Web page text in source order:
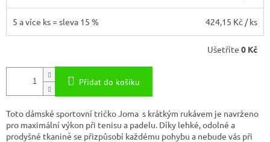
5 a více ks = sleva 15 % 424,15 Kč / ks
Ušetříte 0 Kč
Přidat do košíku
Toto dámské sportovní tričko Joma s krátkým rukávem je navrženo
pro maximální výkon při tenisu a padelu. Díky lehké, odolné a
prodyšné tkanině se přizpůsobí každému pohybu a nebude vás při